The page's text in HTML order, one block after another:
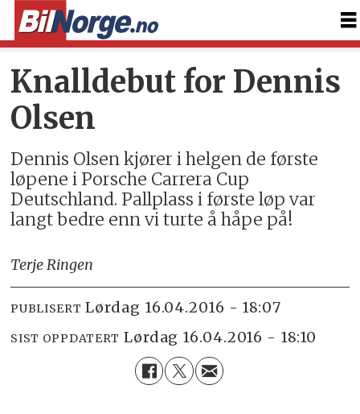
Knalldebut for Dennis
Olsen
Dennis Olsen kjører i helgen de første
løpene i Porsche Carrera Cup
Deutschland. Pallplass i første løp var
langt bedre enn vi turte å håpe på!
Terje Ringen
PUBLISERT lørdag 16.04.2016 - 18:07
SIST OPPDATERT lørdag 16.04.2016 - 18:10